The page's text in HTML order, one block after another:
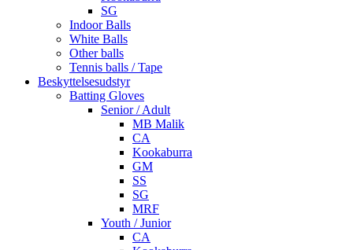
SG
Indoor Balls
White Balls
Other balls
Tennis balls / Tape
Beskyttelsesudstyr
Batting Gloves
Senior / Adult
MB Malik
CA
Kookaburra
GM
SS
SG
MRF
Youth / Junior
CA